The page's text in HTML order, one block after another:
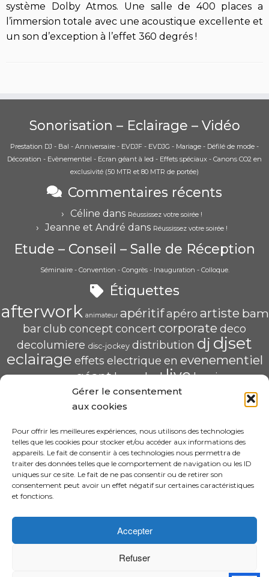
Gérer le consentement
aux cookies
Pour offrir les meilleures expériences, nous utilisons des technologies
telles que les cookies pour stocker et/ou accéder aux informations des
appareils. Le fait de consentir à ces technologies nous permettra de
traiter des données telles que le comportement de navigation ou les ID
uniques sur ce site. Le fait de ne pas consentir ou de retirer son
consentement peut avoir un effet négatif sur certaines caractéristiques
et fonctions.
Accepter
Refuser
système Dolby Atmos. Une salle de 400 places a
l’immersion totale avec une acoustique excellente et
un son d’exception à l’effet 360 degrés !
Sonorisation – Eclairage – Vidéo
Prestation DJ - Bal - Anniversaire - EVDJF - EVDJG - Mariage - Défilé de mode -
Décoration - Evènementiel - Ecran géant à led - Effets spéciaux - Canons CO2 en
exclusivité (50 MTR et 80 MTR de portée)
Commentaires récents
Céline dans Réussissez votre soirée !
Jeanne et André dans Réussissez votre soirée !
Etude – Conseil – Salle de Réception
Séminaire - Convention - Congrès - Inauguration - Colloque.
Étiquettes
afterwork animateur apéritif apéro artiste bam
barclub conceptconcertcorporate deco
decolumiere disc-jockey distribution dj djset
eclairage effets electrique en evenementiel
groupegéanthaugledlivelumiere
mariagemise mix pau POP U L'AIR radio
saschahaugscenique soirée
sonorisation spécialiste structure video écran
HAUG Sascha Animation
11 Rue ADA BYRON 64000 PAU
06.31.30.63.58 – sascha.animation@gmail.com
© 2026 Design By Sascha HAUG Animation
DJ Sascha Haug à PAU 64 | Mariage et évènement de qualité |